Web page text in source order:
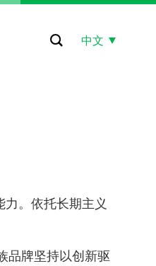
中文
。依托长期主义
品牌坚持以创新驱